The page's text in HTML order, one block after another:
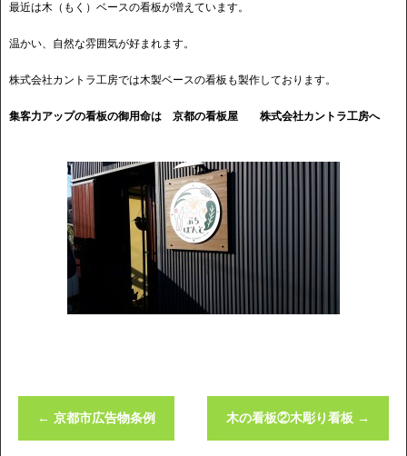
最近は木（もく）ベースの看板が増えています。
温かい、自然な雰囲気が好まれます。
株式会社カントラ工房では木製ベースの看板も製作しております。
集客力アップの看板の御用命は 京都の看板屋 株式会社カントラ工房へ
← 京都市広告物条例 木の看板②木彫り看板 →